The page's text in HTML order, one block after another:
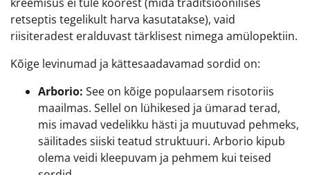
retseptis tegelikult harva kasutatakse), vaid
riisiteradest eralduvast tärklisest nimega amülopektiin.
Kõige levinumad ja kättesaadavamad sordid on:
Arborio: See on kõige populaarsem risotoriis
maailmas. Sellel on lühikesed ja ümarad terad,
mis imavad vedelikku hästi ja muutuvad pehmeks,
säilitades siiski teatud struktuuri. Arborio kipub
olema veidi kleepuvam ja pehmem kui teised